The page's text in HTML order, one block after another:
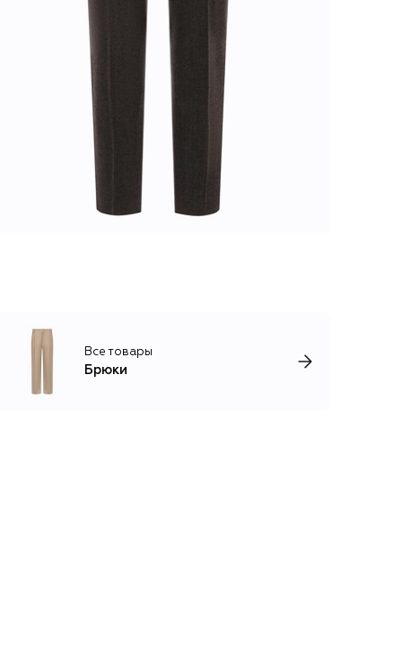
Все товары
Брюки